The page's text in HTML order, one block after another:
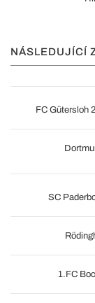
NÁSLEDUJÍCÍ
FC Gütersloh
SC
1.FC